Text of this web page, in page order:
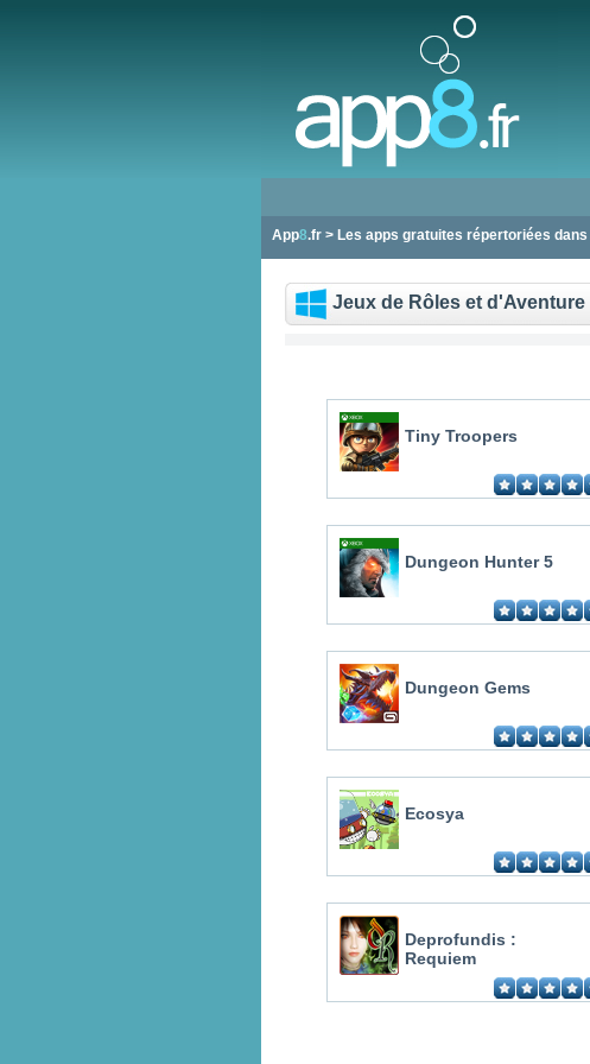
App8.fr > Les apps gratuites répertoriées dans
Jeux de Rôles et d'Aventure
Tiny Troopers
Dungeon Hunter 5
Dungeon Gems
Ecosya
Deprofundis :
Requiem